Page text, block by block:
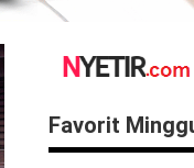
Favorit